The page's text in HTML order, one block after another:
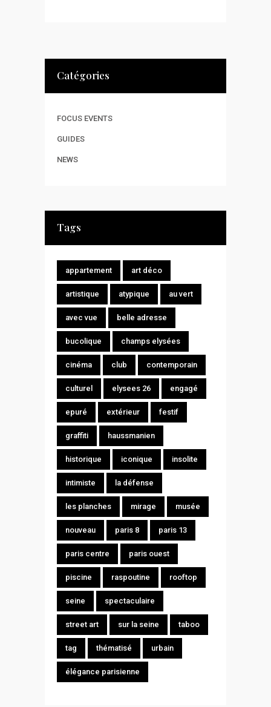
Catégories
FOCUS EVENTS
GUIDES
NEWS
Tags
appartement art déco
artistique atypique au vert
avec vue belle adresse
bucolique champs elysées
cinéma club contemporain
culturel elysees 26 engagé
epuré extérieur festif
graffiti haussmanien
historique iconique insolite
intimiste la défense
les planches mirage musée
nouveau paris 8 paris 13
paris centre paris ouest
piscine raspoutine rooftop
seine spectaculaire
street art sur la seine taboo
tag thématisé urbain
élégance parisienne